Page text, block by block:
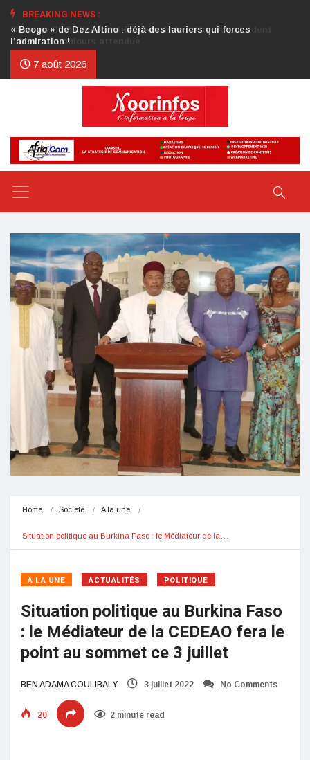
BREAKING NEWS :
Crise au CDP : l’authentification de la lettre du président
d’honneur toujours attendue
7 août 2026
Home Societe A la une
Situation politique au Burkina Faso : le Médiateur de la…
A LA UNE ACTUALITÉS POLITIQUE
Situation politique au Burkina Faso
: le Médiateur de la CEDEAO fera le
point au sommet ce 3 juillet
BEN ADAMA COULIBALY 3 juillet 2022 No Comments
20 2 minute read